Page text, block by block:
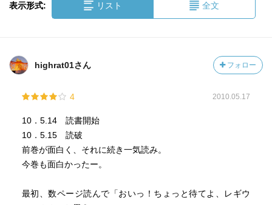
表示形式: リスト 全文
highrat01さん フォロー
4 2010.05.17
10．5.14 読書開始
10．5.15 読破
前巻が面白く、それに続き一気読み。
今巻も面白かったー。
最初、数ページ読んで「おいっ！ちょっと待てよ、レギウ